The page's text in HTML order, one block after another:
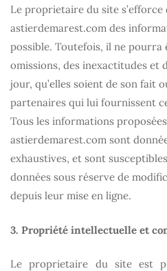
Le proprietaire du site
astierdemarest.com des
possible. Toutefois, il ne pourra
omissions, des inexactitudes et
jour, qu’elles soient de son fait
partenaires qui lui fournissent
Tous les informations
astierdemarest.com sont
exhaustives, et sont
données sous réserve de
depuis leur mise en ligne.
3. Propriété intellectuelle et
Le proprietaire du site est